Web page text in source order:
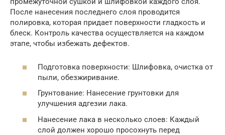
После нанесения последнего слоя проводится
полировка, которая придает поверхности гладкость и
блеск. Контроль качества осуществляется на каждом
этапе, чтобы избежать дефектов.
Подготовка поверхности: Шлифовка, очистка от
пыли, обезжиривание.
Грунтование: Нанесение грунтовки для
улучшения адгезии лака.
Нанесение лака в несколько слоев: Каждый
слой должен хорошо просохнуть перед